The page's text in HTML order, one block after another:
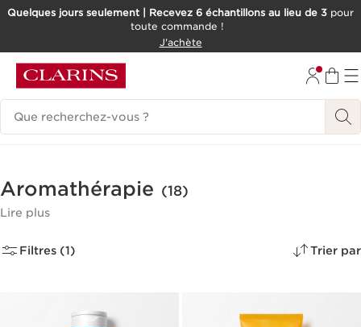
ALLER AU CONTENU
Quelques jours seulement | Recevez 6 échantillons au lieu de 3 pour
toute commande !
J'achète
Historique des recherches
Aromathérapie (18)
Lire plus
Filtres (1) Trier par